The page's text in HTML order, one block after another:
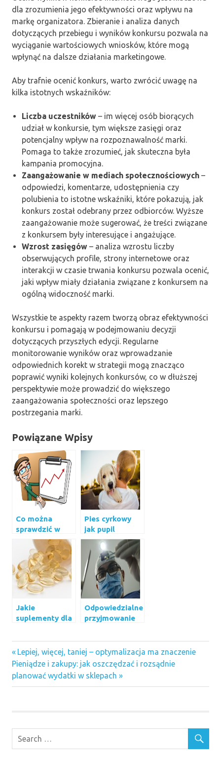
dla zrozumienia jego efektywności oraz wpływu na
markę organizatora. Zbieranie i analiza danych
dotyczących przebiegu i wyników konkursu pozwala na
wyciąganie wartościowych wniosków, które mogą
wpłynąć na dalsze działania marketingowe.
Aby trafnie ocenić konkurs, warto zwrócić uwagę na
kilka istotnych wskaźników:
Liczba uczestników – im więcej osób biorących
udział w konkursie, tym większe zasięgi oraz
potencjalny wpływ na rozpoznawalność marki.
Pomaga to także zrozumieć, jak skuteczna była
kampania promocyjna.
Zaangażowanie w mediach społecznościowych –
odpowiedzi, komentarze, udostępnienia czy
polubienia to istotne wskaźniki, które pokazują, jak
konkurs został odebrany przez odbiorców. Wyższe
zaangażowanie może sugerować, że treści związane
z konkursem były interesujące i angażujące.
Wzrost zasięgów – analiza wzrostu liczby
obserwujących profile, strony internetowe oraz
interakcji w czasie trwania konkursu pozwala ocenić,
jaki wpływ miały działania związane z konkursem na
ogólną widoczność marki.
Wszystkie te aspekty razem tworzą obraz efektywności
konkursu i pomagają w podejmowaniu decyzji
dotyczących przyszłych edycji. Regularne
monitorowanie wyników oraz wprowadzanie
odpowiednich korekt w strategii mogą znacząco
poprawić wyniki kolejnych konkursów, co w dłuższej
perspektywie może prowadzić do większego
zaangażowania społeczności oraz lepszego
postrzegania marki.
Powiązane Wpisy
Co można
sprawdzić w
statystykach
multilotka
Pies cyrkowy
jak pupil
domowy? To
możliwe!
Jakie
suplementy dla
Odpowiedzialne
przyjmowanie
konkursy
internetowe
przygotowanie
przygotowywanie
Nawigacja
wpisu
Previous
Post:
Lepiej, więcej, taniej – optymalizacja ma znaczenie
Next
Post:
Pieniądze i zakupy: jak oszczędzać i rozsądnie
planować wydatki w sklepach